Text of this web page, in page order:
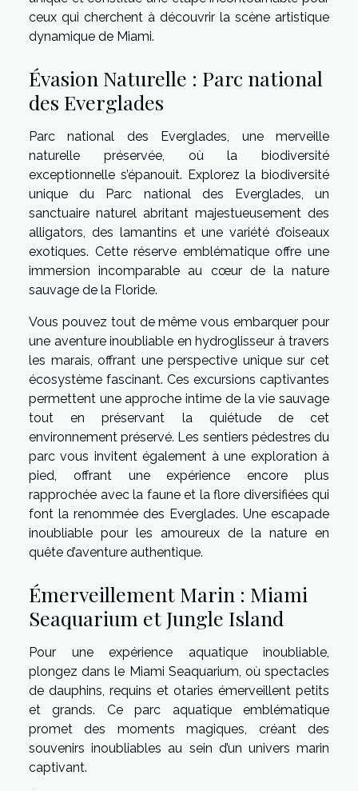
ceux qui cherchent à découvrir la scène artistique
dynamique de Miami.
Évasion Naturelle : Parc national
des Everglades
Parc national des Everglades, une merveille
naturelle préservée, où la biodiversité
exceptionnelle s’épanouit. Explorez la biodiversité
unique du Parc national des Everglades, un
sanctuaire naturel abritant majestueusement des
alligators, des lamantins et une variété d’oiseaux
exotiques. Cette réserve emblématique offre une
immersion incomparable au cœur de la nature
sauvage de la Floride.
Vous pouvez tout de même vous embarquer pour
une aventure inoubliable en hydroglisseur à travers
les marais, offrant une perspective unique sur cet
écosystème fascinant. Ces excursions captivantes
permettent une approche intime de la vie sauvage
tout en préservant la quiétude de cet
environnement préservé. Les sentiers pédestres du
parc vous invitent également à une exploration à
pied, offrant une expérience encore plus
rapprochée avec la faune et la flore diversifiées qui
font la renommée des Everglades. Une escapade
inoubliable pour les amoureux de la nature en
quête d’aventure authentique.
Émerveillement Marin : Miami
Seaquarium et Jungle Island
Pour une expérience aquatique inoubliable,
plongez dans le Miami Seaquarium, où spectacles
de dauphins, requins et otaries émerveillent petits
et grands. Ce parc aquatique emblématique
promet des moments magiques, créant des
souvenirs inoubliables au sein d’un univers marin
captivant.